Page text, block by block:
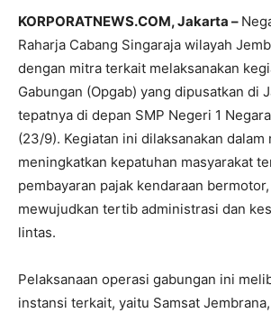
KORPORATNEWS.COM, Jakarta –
Raharja Cabang Singaraja wilayah
dengan mitra terkait melaksanakan
Gabungan (Opgab) yang dipusatkan di
tepatnya di depan SMP Negeri 1
(23/9). Kegiatan ini dilaksanakan dalam
meningkatkan kepatuhan masyarakat
pembayaran pajak kendaraan
mewujudkan tertib administrasi dan
lintas.
Pelaksanaan operasi gabungan ini
instansi terkait, yaitu Samsat